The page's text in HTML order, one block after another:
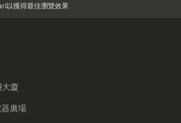
以獲得最佳瀏覽效果
大廈
廣場